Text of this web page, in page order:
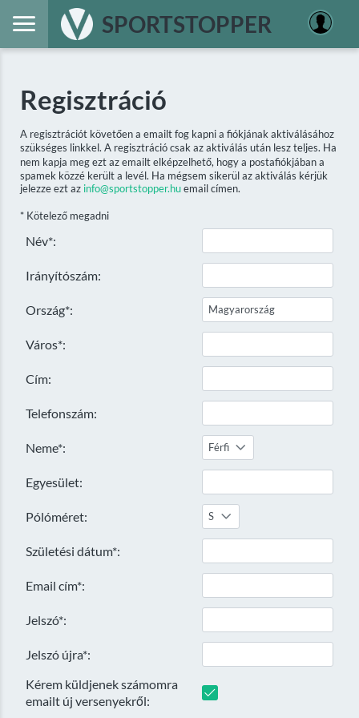
SPORTSTOPPER
Regisztráció
A regisztrációt követően a emailt fog kapni a fiókjának aktiválásához
szükséges linkkel. A regisztráció csak az aktiválás után lesz teljes. Ha
nem kapja meg ezt az emailt elképzelhető, hogy a postafiókjában a
spamek közzé került a levél. Ha mégsem sikerül az aktiválás kérjük
jelezze ezt az info@sportstopper.huemail címen.
* Kötelező megadni
Név*:
Irányítószám:
Ország*:
Város*:
Cím:
Telefonszám:
Neme*: Férfi
Egyesület:
Pólóméret: S
Születési dátum*:
Email cím*:
Jelszó*:
Jelszó újra*:
Kérem küldjenek számomra
emailt új versenyekről: